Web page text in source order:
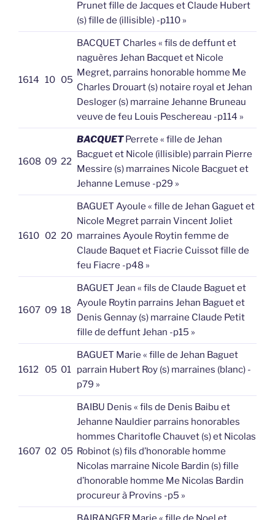
Prunet fille de Jacques et Claude Hubert
(s) fille de (illisible) -p110 »
1614 10 05
BACQUET Charles « fils de deffunt et
naguères Jehan Bacquet et Nicole
Megret, parrains honorable homme Me
Charles Drouart (s) notaire royal et Jehan
Desloger (s) marraine Jehanne Bruneau
veuve de feu Louis Peschereau -p114 »
1608 09 22
BACQUETPerrete « fille de Jehan
Bacguet et Nicole (illisible) parrain Pierre
Messire (s) marraines Nicole Bacguet et
Jehanne Lemuse -p29 »
1610 02 20
BAGUET Ayoule « fille de Jehan Gaguet et
Nicole Megret parrain Vincent Joliet
marraines Ayoule Roytin femme de
Claude Baquet et Fiacrie Cuissot fille de
feu Fiacre -p48 »
1607 09 18
BAGUET Jean « fils de Claude Baguet et
Ayoule Roytin parrains Jehan Baguet et
Denis Gennay (s) marraine Claude Petit
fille de deffunt Jehan -p15 »
1612 05 01
BAGUET Marie « fille de Jehan Baguet
parrain Hubert Roy (s) marraines (blanc) -
p79 »
1607 02 05
BAIBU Denis « fils de Denis Baibu et
Jehanne Nauldier parrains honorables
hommes Charitofle Chauvet (s) et Nicolas
Robinot (s) fils d’honorable homme
Nicolas marraine Nicole Bardin (s) fille
d’honorable homme Me Nicolas Bardin
procureur à Provins -p5 »